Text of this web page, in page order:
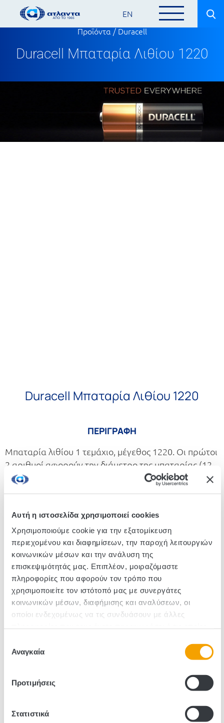
Αυτή η ιστοσελίδα χρησιμοποιεί cookies
Χρησιμοποιούμε cookie για την εξατομίκευση
περιεχομένου και διαφημίσεων, την παροχή λειτουργιών
κοινωνικών μέσων και την ανάλυση της
επισκεψιμότητάς μας. Επιπλέον, μοιραζόμαστε
πληροφορίες που αφορούν τον τρόπο που
χρησιμοποιείτε τον ιστότοπό μας με συνεργάτες
κοινωνικών μέσων, διαφήμισης και αναλύσεων, οι
οποίοι ενδεχομένως να τις συνδυάσουν με άλλες
των υπηρεσιών τους.
συγκατάθεσης
Αναγκαία
Προτιμήσεις
Στατιστικά
EN
Προϊόντα/Duracell
Duracell Μπαταρία Λιθίου 1220
Duracell Μπαταρία Λιθίου 1220
ΠΕΡΙΓΡΑΦΗ
Μπαταρία λιθίου 1 τεμάχιο, μέγεθος 1220. Oι πρώτοι
2 αριθμοί αφορούν την διάμετρο της μπαταρίας (12
mm) και οι δύο επόμενοι αριθμοί ορίζουν το πάχος
(child safety pack). Μέγεθος: 1220/3V
Κωδικός :790120
Τεμάχια/Κιβώτιο: 10